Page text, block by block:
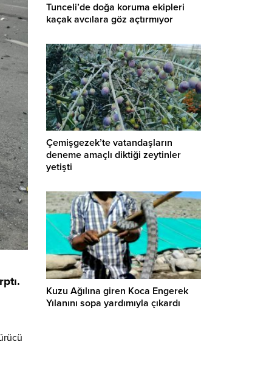
Tunceli’de doğa koruma ekipleri
kaçak avcılara göz açtırmıyor
Çemişgezek’te vatandaşların
deneme amaçlı diktiği zeytinler
yetişti
Kuzu Ağılına giren Koca Engerek
Yılanını sopa yardımıyla çıkardı